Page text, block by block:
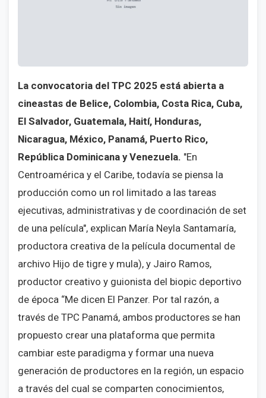
La convocatoria del TPC 2025 está abierta a
cineastas de Belice, Colombia, Costa Rica, Cuba,
El Salvador, Guatemala, Haití, Honduras,
Nicaragua, México, Panamá, Puerto Rico,
República Dominicana y Venezuela. "En
Centroamérica y el Caribe, todavía se piensa la
producción como un rol limitado a las tareas
ejecutivas, administrativas y de coordinación de set
de una película", explican María Neyla Santamaría,
productora creativa de la película documental de
archivo Hijo de tigre y mula), y Jairo Ramos,
productor creativo y guionista del biopic deportivo
de época “Me dicen El Panzer. Por tal razón, a
través de TPC Panamá, ambos productores se han
propuesto crear una plataforma que permita
cambiar este paradigma y formar una nueva
generación de productores en la región, un espacio
a través del cual se comparten conocimientos,